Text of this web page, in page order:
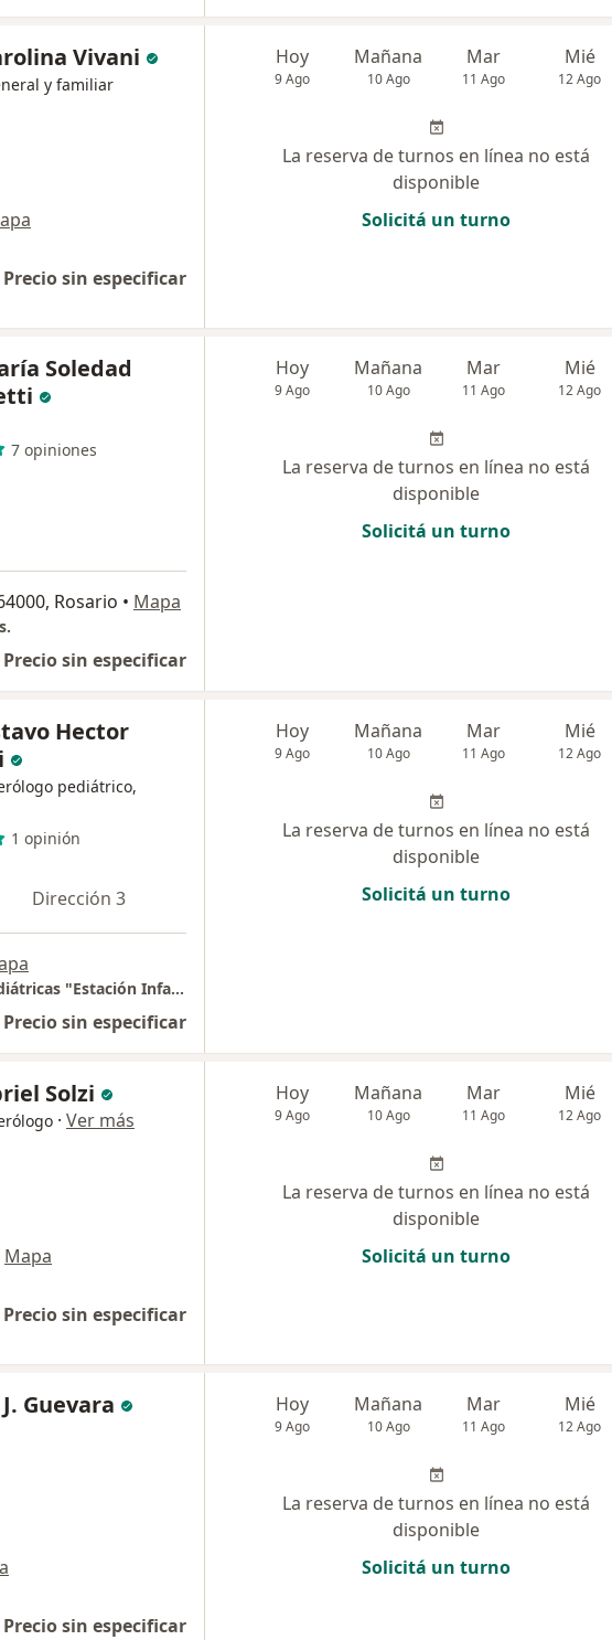
Vivani
y familiar
Precio sin especificar
Hoy
9 Ago
Mañana
10 Ago
Mar
11 Ago
Mié
12 Ago
La reserva de turnos en línea no está
disponible
Solicitá un turno
Soledad
7 opiniones
Rosario • Mapa
Precio sin especificar
Hoy
9 Ago
Mañana
10 Ago
Mar
11 Ago
Mié
12 Ago
La reserva de turnos en línea no está
disponible
Solicitá un turno
Hector
pediátrico,
1 opinión
Dirección 3
Centro de Especialidades Pediátricas "Estación Infancia"
Precio sin especificar
Hoy
9 Ago
Mañana
10 Ago
Mar
11 Ago
Mié
12 Ago
La reserva de turnos en línea no está
disponible
Solicitá un turno
Solzi
· Ver más
Mapa
Precio sin especificar
Hoy
9 Ago
Mañana
10 Ago
Mar
11 Ago
Mié
12 Ago
La reserva de turnos en línea no está
disponible
Solicitá un turno
Guevara
Precio sin especificar
Hoy
9 Ago
Mañana
10 Ago
Mar
11 Ago
Mié
12 Ago
La reserva de turnos en línea no está
disponible
Solicitá un turno